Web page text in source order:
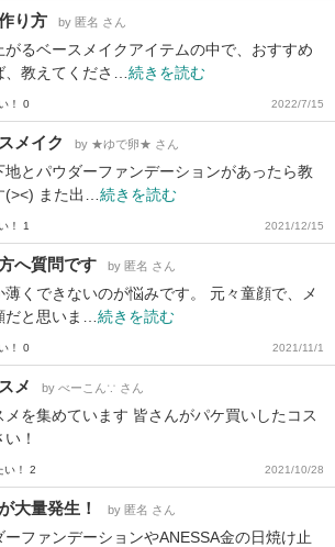
り方 by 匿名 さん
がるベースメイクアイテムの中で、おすすめ
教えてくださ… 続きを読む
！ 0 2022/7/15
メイク by ★ゆで卵★ さん
地とパウダーファンデーションがあったら教
(><) また出… 続きを読む
！ 1 2021/12/15
へ質問です by 匿名 さん
薄くできないのが悩みです。 元々童顔で、メ
だと思いま… 続きを読む
！ 0 2021/11/1
メ by べーこん∵ さん
を集めています 皆さんがパケ買いしたコス
！
い！ 2 2021/10/28
大量発生！ by 匿名 さん
ーファンデーションやANESSA金の日焼け止